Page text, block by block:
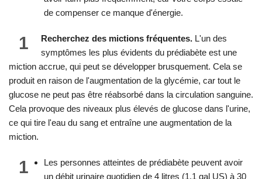
de compenser ce manque d'énergie.
1 Recherchez des mictions fréquentes. L'un des
symptômes les plus évidents du prédiabète est une
miction accrue, qui peut se développer brusquement. Cela se
produit en raison de l'augmentation de la glycémie, car tout le
glucose ne peut pas être réabsorbé dans la circulation sanguine.
Cela provoque des niveaux plus élevés de glucose dans l'urine,
ce qui tire l'eau du sang et entraîne une augmentation de la
miction.
1
Les personnes atteintes de prédiabète peuvent avoir
un débit urinaire quotidien de 4 litres (1,1 gal US) à 30